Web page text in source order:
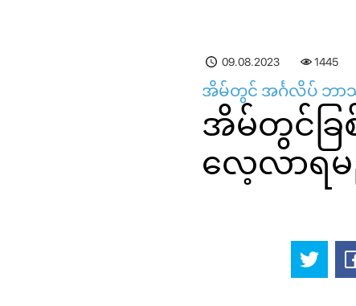
09.08.2023 1445
အိမ်တွင် အင်္ဂလိပ် ဘ
အိမ်တွင်ခ
လေ့လာရ